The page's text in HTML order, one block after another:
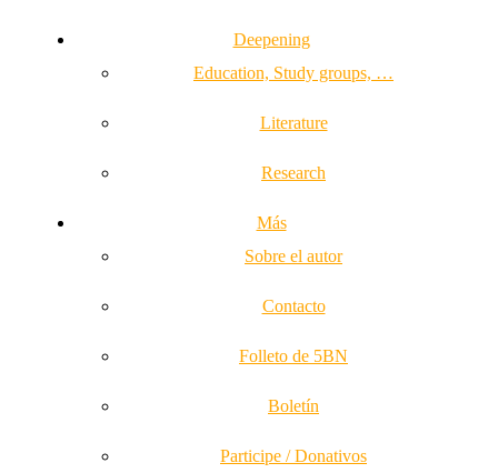
Deepening
Education, Study groups, …
Literature
Research
Más
Sobre el autor
Contacto
Folleto de 5BN
Boletín
Participe / Donativos